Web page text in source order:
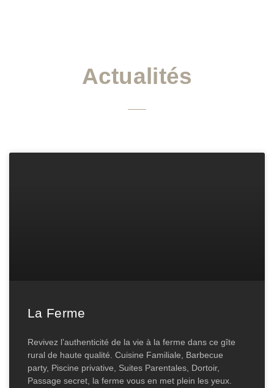
Actualités
La Ferme
Revivez l’authenticité de la vie à la ferme dans ce gîte
rural de haute qualité. Cuisine Familiale, Barbecue
party, Piscine privative, Suites Parentales, Dortoir,
Passage secret, la ferme vous en met plein les yeux.